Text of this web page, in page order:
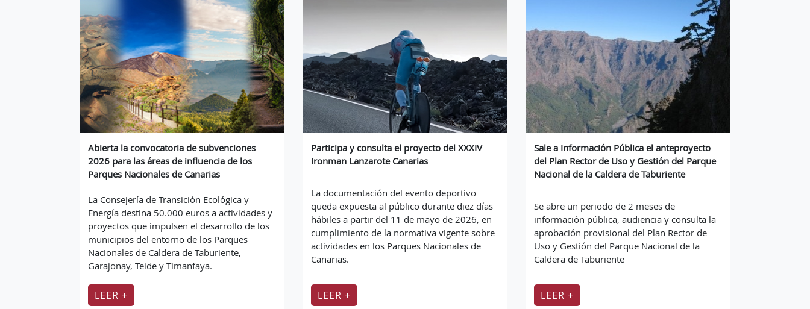
Abierta la convocatoria de subvenciones
2026 para las áreas de influencia de los
Parques Nacionales de Canarias
La Consejería de Transición Ecológica y
Energía destina 50.000 euros a actividades y
proyectos que impulsen el desarrollo de los
municipios del entorno de los Parques
Nacionales de Caldera de Taburiente,
Garajonay, Teide y Timanfaya.
LEER +
Participa y consulta el proyecto del XXXIV
Ironman Lanzarote Canarias
La documentación del evento deportivo
queda expuesta al público durante diez días
hábiles a partir del 11 de mayo de 2026, en
cumplimiento de la normativa vigente sobre
actividades en los Parques Nacionales de
Canarias.
LEER +
Sale a Información Pública el anteproyecto
del Plan Rector de Uso y Gestión del Parque
Nacional de la Caldera de Taburiente
Se abre un periodo de 2 meses de
información pública, audiencia y consulta la
aprobación provisional del Plan Rector de
Uso y Gestión del Parque Nacional de la
Caldera de Taburiente
LEER +